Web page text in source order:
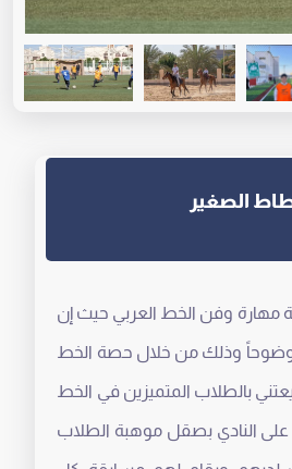
الصغير
مهارة وفن الخط العربي حيث إن
وضوحاً وذلك من خلال حصة الخط
بالطلاب المتميزين في الخط
النادي بصقل موهبة الطلاب